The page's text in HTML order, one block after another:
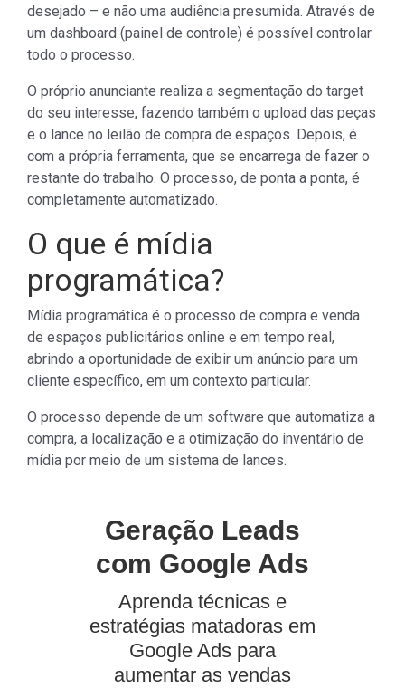
desejado – e não uma audiência presumida. Através de
um dashboard (painel de controle) é possível controlar
todo o processo.
O próprio anunciante realiza a segmentação do target
do seu interesse, fazendo também o upload das peças
e o lance no leilão de compra de espaços. Depois, é
com a própria ferramenta, que se encarrega de fazer o
restante do trabalho. O processo, de ponta a ponta, é
completamente automatizado.
O que é mídia
programática?
Mídia programática é o processo de compra e venda
de espaços publicitários online e em tempo real,
abrindo a oportunidade de exibir um anúncio para um
cliente específico, em um contexto particular.
O processo depende de um software que automatiza a
compra, a localização e a otimização do inventário de
mídia por meio de um sistema de lances.
Geração Leads
com Google Ads
Aprenda técnicas e
estratégias matadoras em
Google Ads para
aumentar as vendas